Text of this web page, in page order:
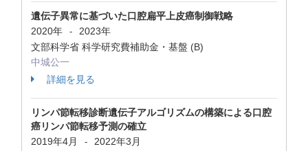
遺伝子異常に基づいた口腔扁平上皮癌制御戦略
2020年
-
2023年
文部科学省 科学研究費補助金・基盤 (B)
中城公一
詳細を見る
リンパ節転移診断遺伝子アルゴリズムの構築による口腔
癌リンパ節転移予測の確立
2019年4月
-
2022年3月